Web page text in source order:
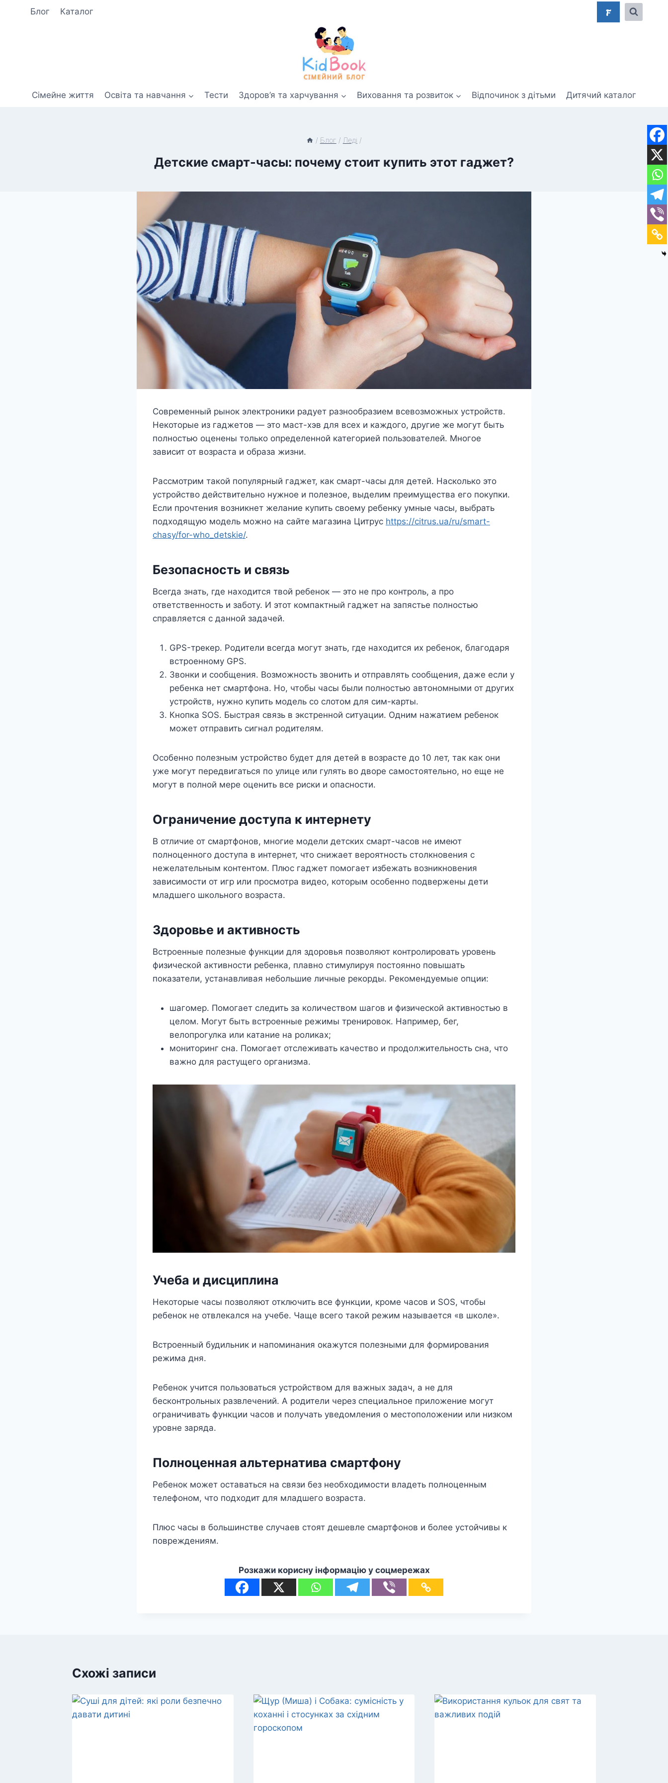
Перейти
Блог Каталог F
Сімейне життя Освіта та навчання Тести Здоров’я та харчування Виховання та розвиток Відпочинок з дітьми Дитячий каталог
/ Блог / Леді /
Детские смарт-часы: почему стоит купить этот гаджет?
Современный рынок электроники радует разнообразием всевозможных устройств.
Некоторые из гаджетов — это маст-хэв для всех и каждого, другие же могут быть
полностью оценены только определенной категорией пользователей. Многое
зависит от возраста и образа жизни.
Рассмотрим такой популярный гаджет, как смарт-часы для детей. Насколько это
устройство действительно нужное и полезное, выделим преимущества его покупки.
Если прочтения возникнет желание купить своему ребенку умные часы, выбрать
подходящую модель можно на сайте магазина Цитрус https://citrus.ua/ru/smart-
chasy/for-who_detskie/.
Безопасность и связь
Всегда знать, где находится твой ребенок — это не про контроль, а про
ответственность и заботу. И этот компактный гаджет на запястье полностью
справляется с данной задачей.
GPS-трекер. Родители всегда могут знать, где находится их ребенок, благодаря
встроенному GPS.
Звонки и сообщения. Возможность звонить и отправлять сообщения, даже если у
ребенка нет смартфона. Но, чтобы часы были полностью автономными от других
устройств, нужно купить модель со слотом для сим-карты.
Кнопка SOS. Быстрая связь в экстренной ситуации. Одним нажатием ребенок
может отправить сигнал родителям.
Особенно полезным устройство будет для детей в возрасте до 10 лет, так как они
уже могут передвигаться по улице или гулять во дворе самостоятельно, но еще не
могут в полной мере оценить все риски и опасности.
Ограничение доступа к интернету
В отличие от смартфонов, многие модели детских смарт-часов не имеют
полноценного доступа в интернет, что снижает вероятность столкновения с
нежелательным контентом. Плюс гаджет помогает избежать возникновения
зависимости от игр или просмотра видео, которым особенно подвержены дети
младшего школьного возраста.
Здоровье и активность
Встроенные полезные функции для здоровья позволяют контролировать уровень
физической активности ребенка, плавно стимулируя постоянно повышать
показатели, устанавливая небольшие личные рекорды. Рекомендуемые опции:
шагомер. Помогает следить за количеством шагов и физической активностью в
целом. Могут быть встроенные режимы тренировок. Например, бег,
велопрогулка или катание на роликах;
мониторинг сна. Помогает отслеживать качество и продолжительность сна, что
важно для растущего организма.
Учеба и дисциплина
Некоторые часы позволяют отключить все функции, кроме часов и SOS, чтобы
ребенок не отвлекался на учебе. Чаще всего такой режим называется «в школе».
Встроенный будильник и напоминания окажутся полезными для формирования
режима дня.
Ребенок учится пользоваться устройством для важных задач, а не для
бесконтрольных развлечений. А родители через специальное приложение могут
ограничивать функции часов и получать уведомления о местоположении или низком
уровне заряда.
Полноценная альтернатива смартфону
Ребенок может оставаться на связи без необходимости владеть полноценным
телефоном, что подходит для младшего возраста.
Плюс часы в большинстве случаев стоят дешевле смартфонов и более устойчивы к
повреждениям.
Розкажи корисну інформацію у соцмережах
Схожі записи